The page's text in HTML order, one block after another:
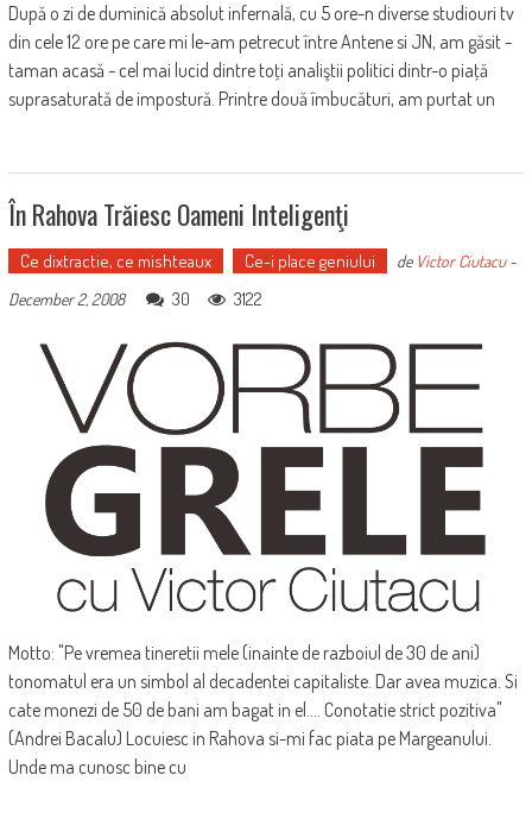
După o zi de duminică absolut infernală, cu 5 ore-n diverse studiouri tv
din cele 12 ore pe care mi le-am petrecut între Antene si JN, am găsit -
taman acasă - cel mai lucid dintre toţi analiştii politici dintr-o piaţă
suprasaturată de impostură. Printre două îmbucături, am purtat un
În Rahova Trăiesc Oameni Inteligenţi
Ce dixtractie, ce mishteaux Ce-i place geniului de Victor Ciutacu-
December 2, 2008
30 3122
Motto: "Pe vremea tineretii mele (inainte de razboiul de 30 de ani)
tonomatul era un simbol al decadentei capitaliste. Dar avea muzica. Si
cate monezi de 50 de bani am bagat in el.... Conotatie strict pozitiva"
(Andrei Bacalu) Locuiesc in Rahova si-mi fac piata pe Margeanului.
Unde ma cunosc bine cu